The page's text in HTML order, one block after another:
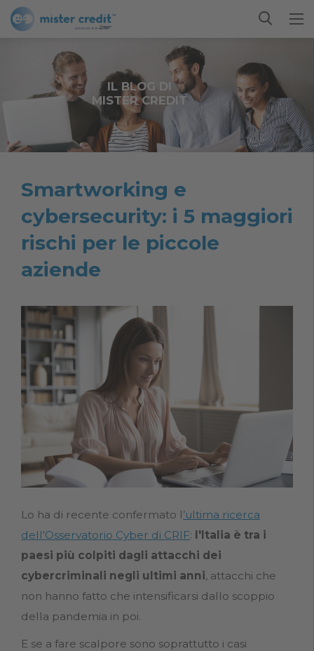
IL BLOG DI
MISTER CREDIT
Smartworking e
cybersecurity: i 5 maggiori
rischi per le piccole
aziende
Lo ha di recente confermato l’ultima ricerca
dell'Osservatorio Cyber di CRIF: l'Italia è tra i
paesi più colpiti dagli attacchi dei
cybercriminali negli ultimi anni, attacchi che
non hanno fatto che intensificarsi dallo scoppio
della pandemia in poi.
E se a fare scalpore sono soprattutto i casi